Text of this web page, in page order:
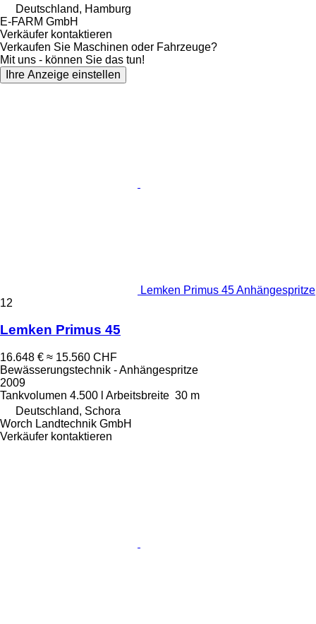
Deutschland, Hamburg
E-FARM GmbH
Verkäufer kontaktieren
Verkaufen Sie Maschinen oder Fahrzeuge?
Mit uns - können Sie das tun!
Ihre Anzeige einstellen
Lemken Primus 45 Anhängespritze
12
Lemken Primus 45
16.648 € ≈ 15.560 CHF
Bewässerungstechnik - Anhängespritze
2009
Tankvolumen 4.500 l Arbeitsbreite 30 m
Deutschland, Schora
Worch Landtechnik GmbH
Verkäufer kontaktieren